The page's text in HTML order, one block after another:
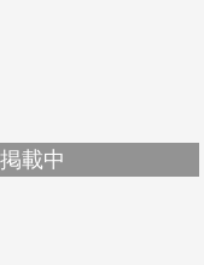
載中